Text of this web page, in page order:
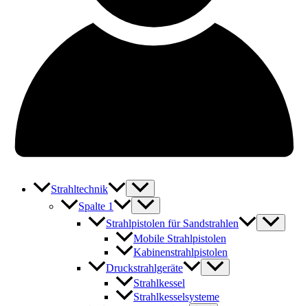
Strahltechnik
Spalte 1
Strahlpistolen für Sandstrahlen
Mobile Strahlpistolen
Kabinenstrahlpistolen
Druckstrahlgeräte
Strahlkessel
Strahlkesselsysteme